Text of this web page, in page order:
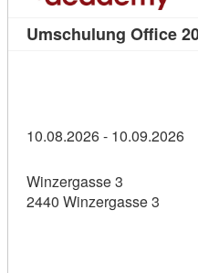
Umschulung Office
10.08.2026 - 10.09.2026
Winzergasse 3
2440 Winzergasse 3